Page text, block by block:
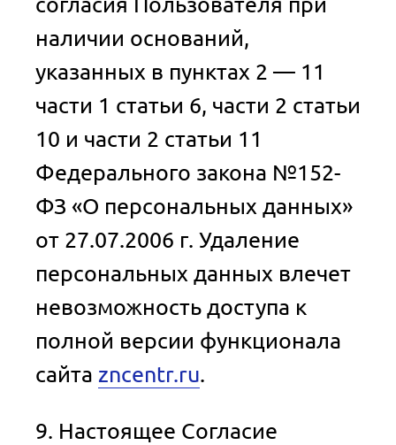
наличии оснований,
указанных в пунктах 2 — 11
части 1 статьи 6, части 2 статьи
10 и части 2 статьи 11
Федерального закона №152-
ФЗ «О персональных данных»
от 27.07.2006 г. Удаление
персональных данных влечет
невозможность доступа к
полной версии функционала
сайта zncentr.ru.
9. Настоящее Согласие